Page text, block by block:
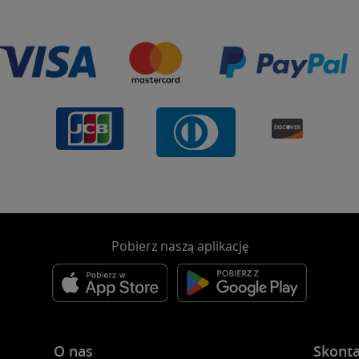
Pobierz naszą aplikację
O nas